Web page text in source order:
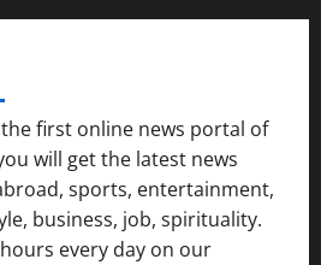
first online news portal of
will get the latest news
sports, entertainment,
business, job, spirituality.
every day on our